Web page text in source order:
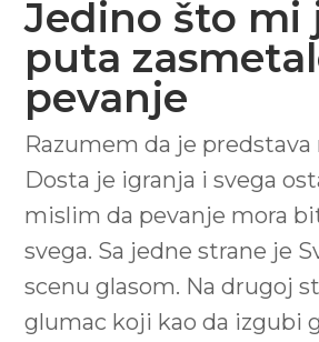
Jedino što mi
puta
pevanje
Razumem da je predstava
Dosta je igranja i svega
mislim da pevanje mora
svega. Sa jedne strane je
scenu glasom. Na drugoj
glumac koji kao da izgubi